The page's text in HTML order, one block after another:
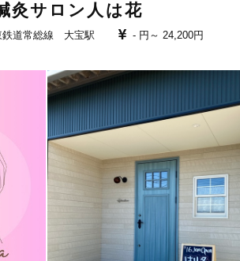
灸サロン人は花
鉄道常総線 大宝駅 - 円～ 24,200円